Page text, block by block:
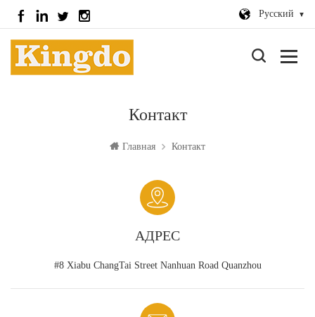
Русский
Контакт
Главная Контакт
АДРЕС
#8 Xiabu ChangTai Street Nanhuan Road Quanzhou